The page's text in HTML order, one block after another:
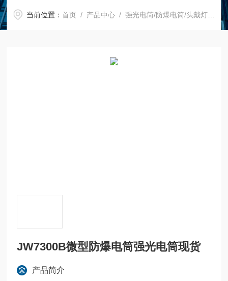
当前位置：首页 / 产品中心 /强光电筒/防爆电筒/头戴灯
JW7300B微型防爆电筒强光电筒现货
产品简介